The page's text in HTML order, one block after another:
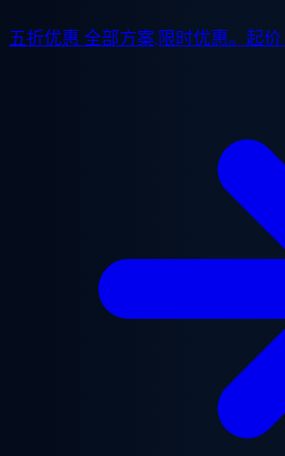
五折优惠 全部方案,限时优惠。起价